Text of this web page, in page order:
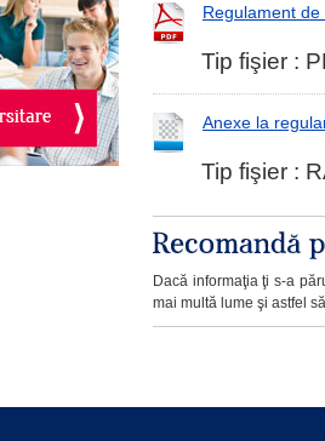
Regulament de
Tip fişier :
Anexe la
Tip fişier :
Dacă informaţia ţi s-a
mai multă lume şi astfel